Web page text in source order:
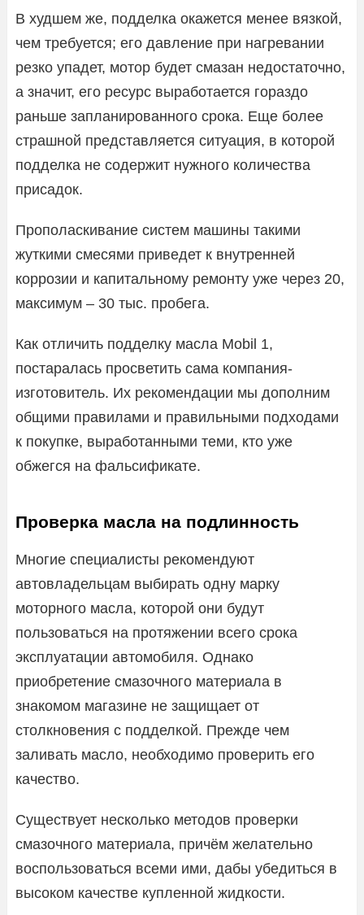
В худшем же, подделка окажется менее вязкой,
чем требуется; его давление при нагревании
резко упадет, мотор будет смазан недостаточно,
а значит, его ресурс выработается гораздо
раньше запланированного срока. Еще более
страшной представляется ситуация, в которой
подделка не содержит нужного количества
присадок.
Прополаскивание систем машины такими
жуткими смесями приведет к внутренней
коррозии и капитальному ремонту уже через 20,
максимум – 30 тыс. пробега.
Как отличить подделку масла Mobil 1,
постаралась просветить сама компания-
изготовитель. Их рекомендации мы дополним
общими правилами и правильными подходами
к покупке, выработанными теми, кто уже
обжегся на фальсификате.
Проверка масла на подлинность
Многие специалисты рекомендуют
автовладельцам выбирать одну марку
моторного масла, которой они будут
пользоваться на протяжении всего срока
эксплуатации автомобиля. Однако
приобретение смазочного материала в
знакомом магазине не защищает от
столкновения с подделкой. Прежде чем
заливать масло, необходимо проверить его
качество.
Существует несколько методов проверки
смазочного материала, причём желательно
воспользоваться всеми ими, дабы убедиться в
высоком качестве купленной жидкости.